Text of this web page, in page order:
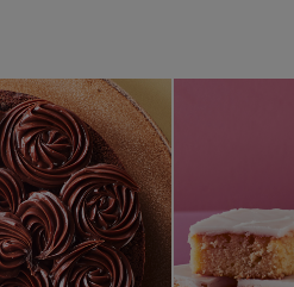
Banankage med chokolade